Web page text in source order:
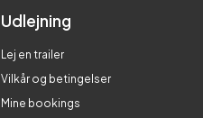
Udlejning
Lej en trailer
Vilkår og betingelser
Mine bookings